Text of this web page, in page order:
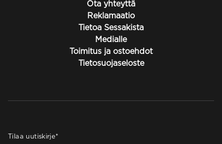
Ota yhteyttä
Reklamaatio
Tietoa Sessakista
Medialle
Toimitus ja ostoehdot
Tietosuojaseloste
Tilaa uutiskirje*